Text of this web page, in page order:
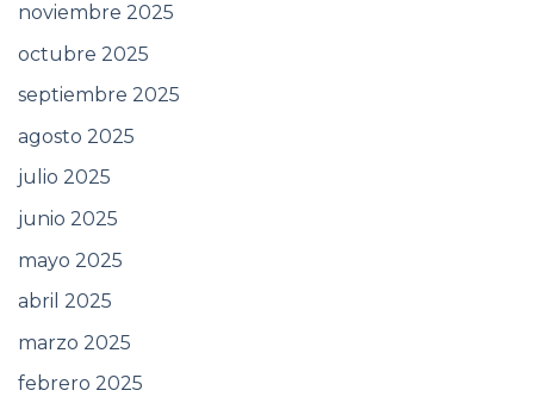
noviembre 2025
octubre 2025
septiembre 2025
agosto 2025
julio 2025
junio 2025
mayo 2025
abril 2025
marzo 2025
febrero 2025